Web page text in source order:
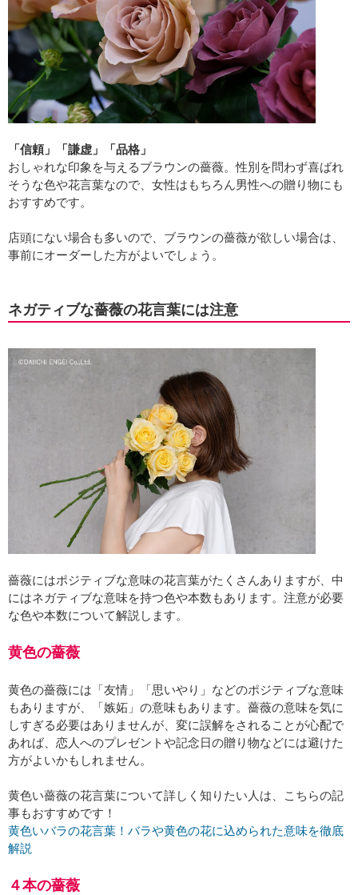
「信頼」「謙虚」「品格」
おしゃれな印象を与えるブラウンの薔薇。性別を問わず喜ばれ
そうな色や花言葉なので、女性はもちろん男性への贈り物にも
おすすめです。
店頭にない場合も多いので、ブラウンの薔薇が欲しい場合は、
事前にオーダーした方がよいでしょう。
ネガティブな薔薇の花言葉には注意
薔薇にはポジティブな意味の花言葉がたくさんありますが、中
にはネガティブな意味を持つ色や本数もあります。注意が必要
な色や本数について解説します。
黄色の薔薇
黄色の薔薇には「友情」「思いやり」などのポジティブな意味
もありますが、「嫉妬」の意味もあります。薔薇の意味を気に
しすぎる必要はありませんが、変に誤解をされることが心配で
あれば、恋人へのプレゼントや記念日の贈り物などには避けた
方がよいかもしれません。
黄色い薔薇の花言葉について詳しく知りたい人は、こちらの記
事もおすすめです！
黄色いバラの花言葉！バラや黄色の花に込められた意味を徹底
解説
４本の薔薇